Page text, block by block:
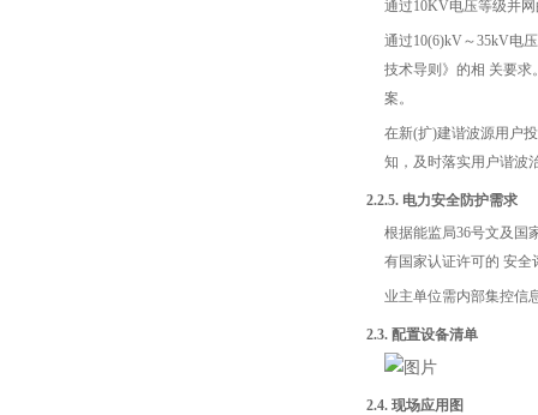
通过10KV电压等级并
通过10(6)kV～35kV电
技术导则》的相 关要
案。
在新(扩)建谐波源用户
知，及时落实用户谐波
2.2.5. 电力安全防护需求
根据能监局36号文及国
有国家认证许可的 安
业主单位需内部集控信
2.3. 配置设备清单
2.4. 现场应用图